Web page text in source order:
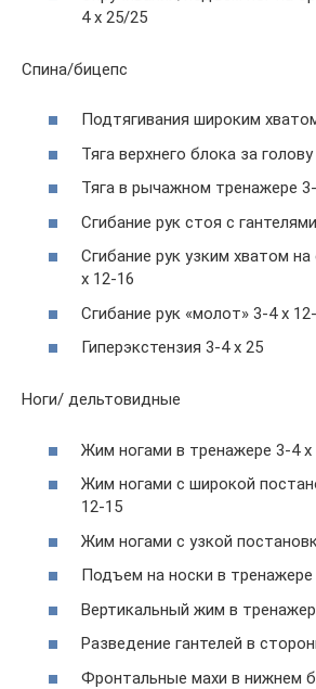
4 х 25/25
Спина/бицепс
Подтягивания широким
Тяга верхнего блока за
Тяга в рычажном тренажере
Сгибание рук стоя с
Сгибание рук узким хватом
х 12-16
Сгибание рук «молот» 3-4 х
Гиперэкстензия 3-4 х 25
Ноги/ дельтовидные
Жим ногами в тренажере 3-4 х
Жим ногами с широкой
12-15
Жим ногами с узкой
Подъем на носки в
Вертикальный жим в
Разведение гантелей в
Фронтальные махи в нижнем